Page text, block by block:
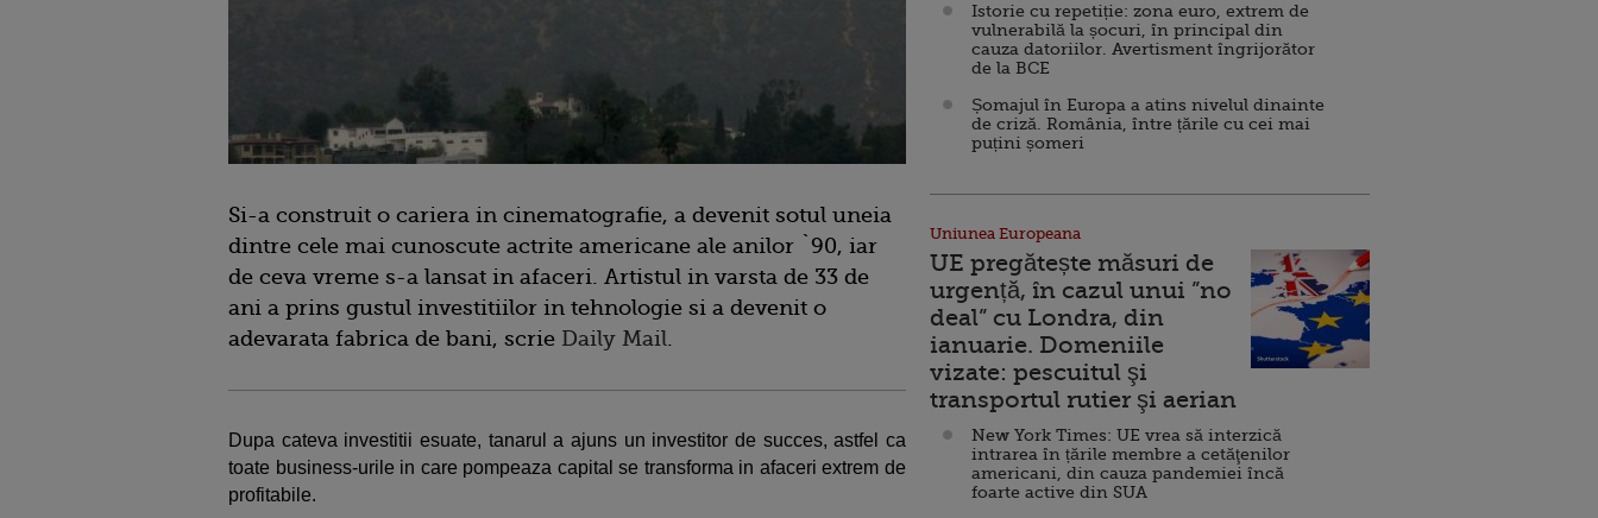
Si-a construit o cariera in cinematografie, a devenit sotul uneia
dintre cele mai cunoscute actrite americane ale anilor `90, iar
de ceva vreme s-a lansat in afaceri. Artistul in varsta de 33 de
ani a prins gustul investitiilor in tehnologie si a devenit o
adevarata fabrica de bani, scrie Daily Mail.
Dupa cateva investitii esuate, tanarul a ajuns un investitor de succes, astfel ca
toate business-urile in care pompeaza capital se transforma in afaceri extrem de
profitabile.
Istorie cu repetiție: zona euro, extrem de
vulnerabilă la șocuri, în principal din
cauza datoriilor. Avertisment îngrijorător
de la BCE
Șomajul în Europa a atins nivelul dinainte
de criză. România, între țările cu cei mai
puțini șomeri
Uniunea Europeana
UE pregătește măsuri de
urgență, în cazul unui ”no
deal” cu Londra, din
ianuarie. Domeniile
vizate: pescuitul şi
transportul rutier şi aerian
New York Times: UE vrea să interzică
intrarea în țările membre a cetăţenilor
americani, din cauza pandemiei încă
foarte active din SUA